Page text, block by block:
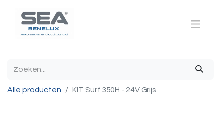
Alle producten KIT Surf 350H - 24V Grijs